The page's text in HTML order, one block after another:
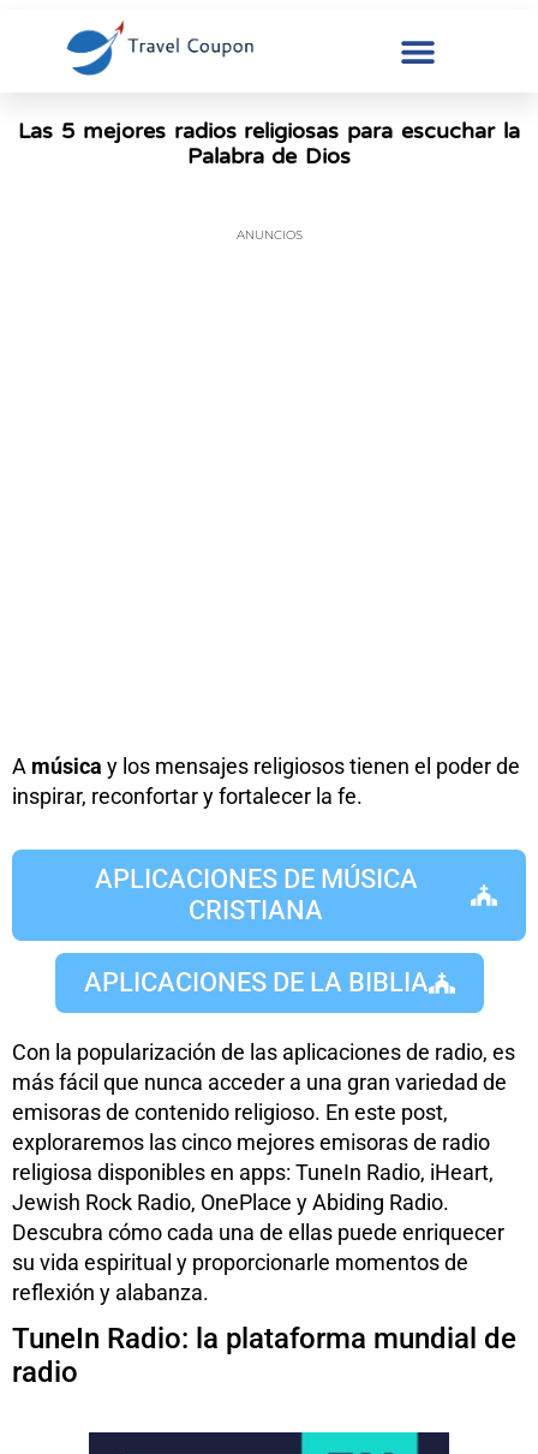
Las 5 mejores radios religiosas para escuchar la
Palabra de Dios
ANUNCIOS
A música y los mensajes religiosos tienen el poder de
inspirar, reconfortar y fortalecer la fe.
APLICACIONES DE MÚSICA
CRISTIANA
APLICACIONES DE LA BIBLIA
Con la popularización de las aplicaciones de radio, es
más fácil que nunca acceder a una gran variedad de
emisoras de contenido religioso. En este post,
exploraremos las cinco mejores emisoras de radio
religiosa disponibles en apps: TuneIn Radio, iHeart,
Jewish Rock Radio, OnePlace y Abiding Radio.
Descubra cómo cada una de ellas puede enriquecer
su vida espiritual y proporcionarle momentos de
reflexión y alabanza.
TuneIn Radio: la plataforma mundial de
radio